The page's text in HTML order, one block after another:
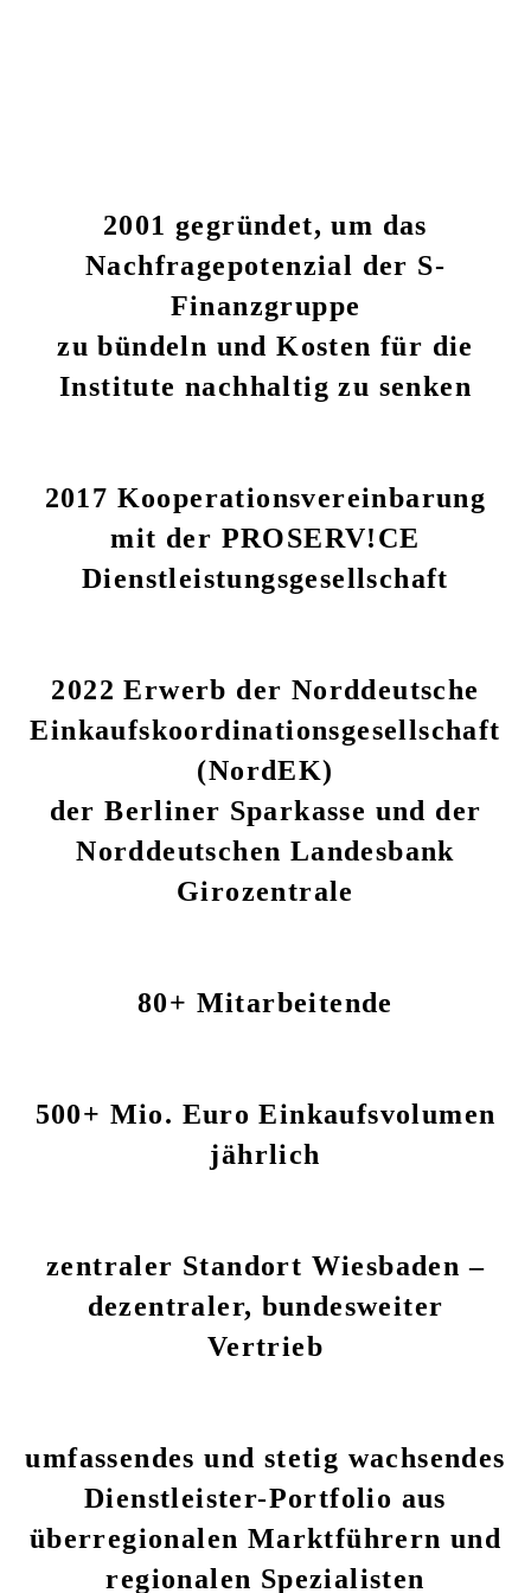
2001 gegründet, um das
Nachfragepotenzial der S-
Finanzgruppe
zu bündeln und Kosten für die
Institute nachhaltig zu senken
2017 Kooperationsvereinbarung
mit der PROSERV!CE
Dienstleistungsgesellschaft
2022 Erwerb der Norddeutsche
Einkaufskoordinationsgesellschaft
(NordEK)
der Berliner Sparkasse und der
Norddeutschen Landesbank
Girozentrale
80+ Mitarbeitende
500+ Mio. Euro Einkaufsvolumen
jährlich
zentraler Standort Wiesbaden –
dezentraler, bundesweiter
Vertrieb
umfassendes und stetig wachsendes
Dienstleister-Portfolio aus
überregionalen Marktführern und
regionalen Spezialisten